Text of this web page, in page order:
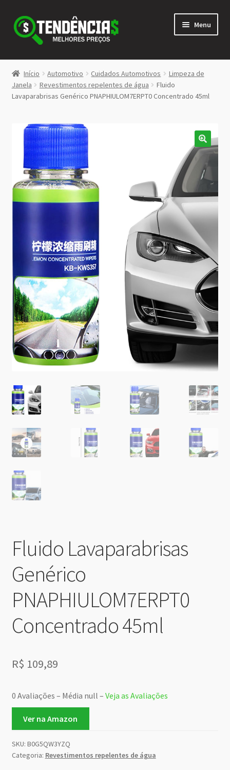
Pular
para
navegação
Pular
para
conteúdo
Menu
LOJA
<>
menu
Início Automotivo Cuidados Automotivos
Limpeza de
Janela
Revestimentos repelentes de água
Fluido
Lavaparabrisas Genérico PNAPHIULOM7ERPT0 Concentrado 45ml
Fluido Lavaparabrisas
Genérico
PNAPHIULOM7ERPT0
Concentrado 45ml
R$ 109,89
0 Avaliações – Média null – Veja as Avaliações
Ver na Amazon
SKU: B0G5QW3YZQ
Categoria: Revestimentos repelentes de água